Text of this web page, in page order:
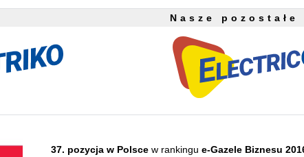
Nasze pozostałe
37. pozycja w Polscew rankingu e-Gazele Biznesu